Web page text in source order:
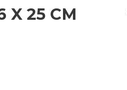
X 25 CM